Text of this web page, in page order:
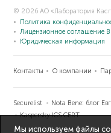
© 2026 АО «Лаборатория
Политика
Лицензионное соглашение
Юридическая информация
Контакты О компании
Securelist Nota Bene: блог
Kaspersky ICS CERT
Мы используем файлы